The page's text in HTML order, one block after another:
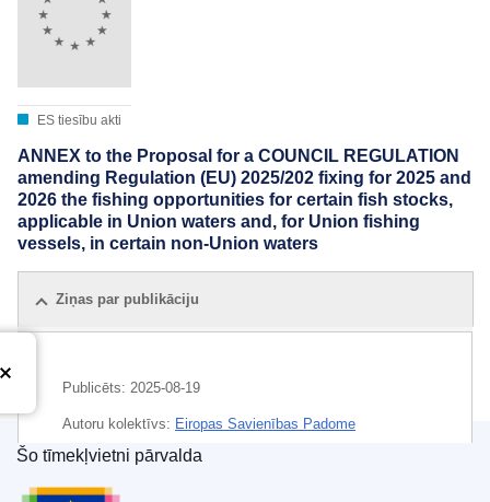
ES tiesību akti
ANNEX to the Proposal for a COUNCIL REGULATION
amending Regulation (EU) 2025/202 fixing for 2025 and
2026 the fishing opportunities for certain fish stocks,
applicable in Union waters and, for Union fishing
vessels, in certain non-Union waters
Ziņas par publikāciju
Publicēts: 2025-08-19
Autoru kolektīvs: Eiropas Savienības Padome
IMMC : ST 12165 2025 ADD 1
Eiropas Savienības Publikāciju birojs
Šo tīmekļvietni pārvalda